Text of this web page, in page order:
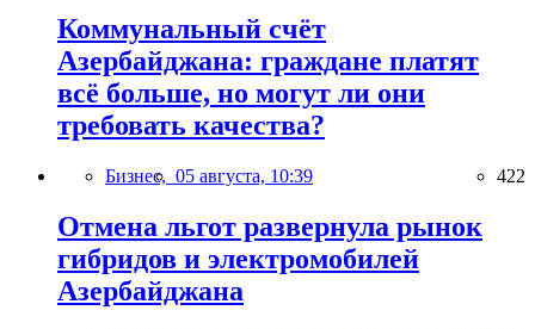
Коммунальный счёт
Азербайджана: граждане платят
всё больше, но могут ли они
требовать качества?
Бизнес, 05 августа, 10:39 422
Отмена льгот развернула рынок
гибридов и электромобилей
Азербайджана